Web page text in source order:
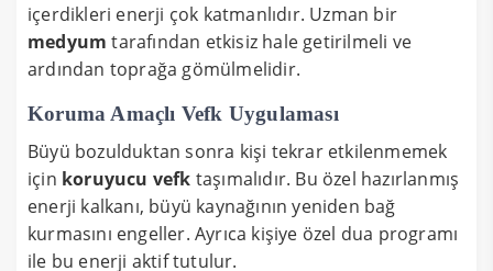
içerdikleri enerji çok katmanlıdır. Uzman bir
medyum tarafından etkisiz hale getirilmeli ve
ardından toprağa gömülmelidir.
Koruma Amaçlı Vefk Uygulaması
Büyü bozulduktan sonra kişi tekrar etkilenmemek
için koruyucu vefk taşımalıdır. Bu özel hazırlanmış
enerji kalkanı, büyü kaynağının yeniden bağ
kurmasını engeller. Ayrıca kişiye özel dua programı
ile bu enerji aktif tutulur.